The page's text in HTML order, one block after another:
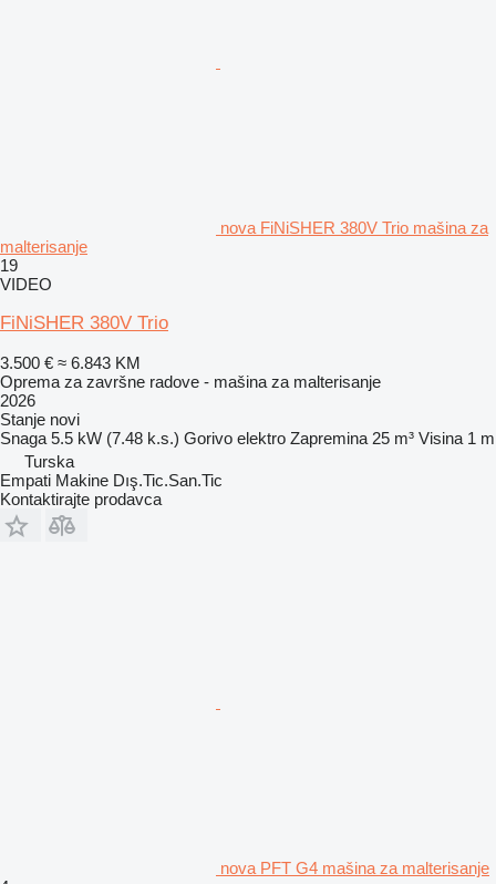
nova FiNiSHER 380V Trio mašina za
malterisanje
19
VIDEO
FiNiSHER 380V Trio
3.500 € ≈ 6.843 KM
Oprema za završne radove - mašina za malterisanje
2026
Stanje novi
Snaga 5.5 kW (7.48 k.s.) Gorivo elektro Zapremina 25 m³ Visina 1 m
Turska
Empati Makine Dış.Tic.San.Tic
Kontaktirajte prodavca
nova PFT G4 mašina za malterisanje